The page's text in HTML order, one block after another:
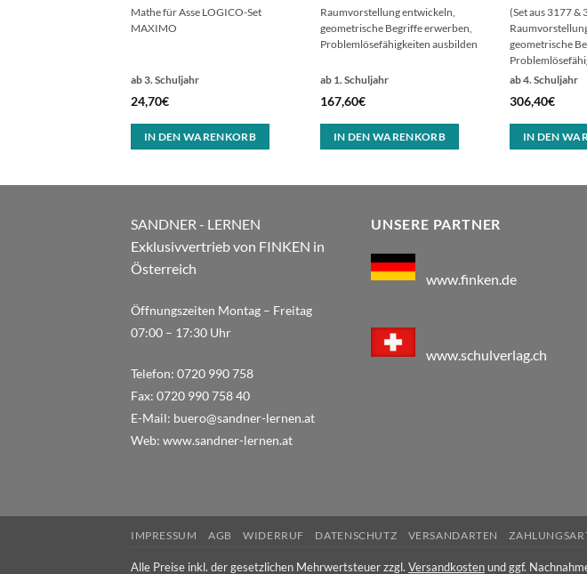
ab 3. Schuljahr
24,70€
Mathe für Asse LOGICO-Set
MAXIMO
IN DEN WARENKORB
ab 1. Schuljahr
167,60€
Raumvorstellung entwickeln,
geometrische Begriffe erwerben,
Problemlösefähigkeiten ausbilden
IN DEN WARENKORB
ab 4. Schuljahr
306,40€
(Set aus 3177 &
geometrische
IN DEN
SANDNER - LERNEN
Exklusivvertrieb von FINKEN in
Österreich
Öffnungszeiten Montag – Freitag
07:00 – 17:30 Uhr
Telefon: 0720 990 758
Fax: 0720 990 758 40
E-Mail: buero@sandner-lernen.at
Web: www.sandner-lernen.at
UNSERE PARTNER
www.finken.de
www.schulverlag.ch
IMPRESSUM AGB WIDERRUF DATENSCHUTZ VERSANDARTEN
Alle Preise inkl. der gesetzlichen Mehrwertsteuer zzgl. Versandkostenund ggf.